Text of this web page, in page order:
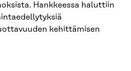
Hankkeessa haluttiin
kehittämisen